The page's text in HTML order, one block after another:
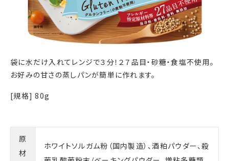
袋に水だけ入れてレンジで３分！２７品目・砂糖・食塩不使用。
お好みの甘さの蒸しパンが簡単に作れます。
[規格] 80g
原
材
ホワイトソルガム粉（国内製造）、酒粕パウダー、殺